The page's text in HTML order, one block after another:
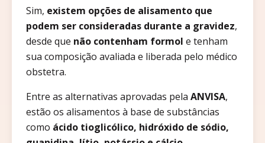
Sim, existem opções de alisamento que
podem ser consideradas durante a gravidez,
desde que não contenham formol e tenham
sua composição avaliada e liberada pelo médico
obstetra.
Entre as alternativas aprovadas pela ANVISA,
estão os alisamentos à base de substâncias
como ácido tioglicólico, hidróxido de sódio,